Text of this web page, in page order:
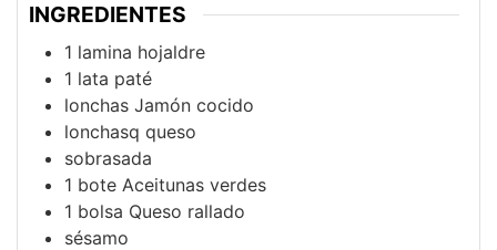
INGREDIENTES
1 lamina hojaldre
1 lata paté
lonchas Jamón cocido
lonchasq queso
sobrasada
1 bote Aceitunas verdes
1 bolsa Queso rallado
sésamo